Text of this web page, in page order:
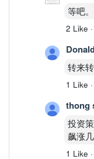
等吧
2 Like ·
转来
1 Like ·
thong
投资
飙涨
1 Like ·